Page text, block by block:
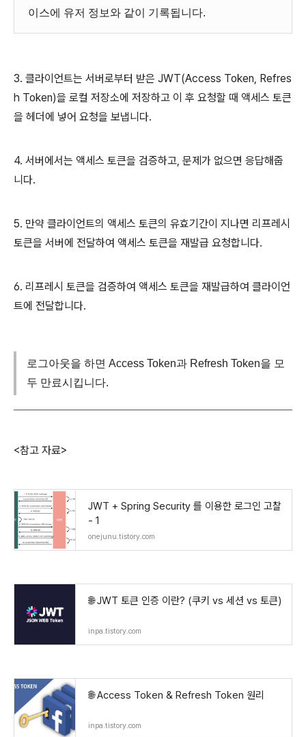
이스에 유저 정보와 같이 기록됩니다.
3. 클라이언트는 서버로부터 받은 JWT(Access Token, Refres
h Token)을 로컬 저장소에 저장하고 이 후 요청할 때 액세스 토큰
을 헤더에 넣어 요청을 보냅니다.
4. 서버에서는 액세스 토큰을 검증하고, 문제가 없으면 응답해줍
니다.
5. 만약 클라이언트의 액세스 토큰의 유효기간이 지나면 리프레시
토큰을 서버에 전달하여 액세스 토큰을 재발급 요청합니다.
6. 리프레시 토큰을 검증하여 액세스 토큰을 재발급하여 클라이언
트에 전달합니다.
로그아웃을 하면 Access Token과 Refresh Token을 모
두 만료시킵니다.
<참고 자료>
JWT + Spring Security 를 이용한 로그인 고찰
- 1
onejunu.tistory.com
🌐 JWT 토큰 인증 이란? (쿠키 vs 세션 vs 토큰)
inpa.tistory.com
🌐 Access Token & Refresh Token 원리
inpa.tistory.com